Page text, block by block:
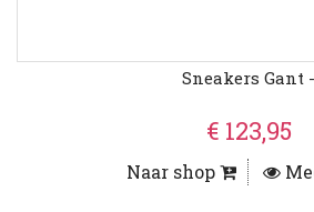
Sneakers Gant -
€ 123,95
Naar shop